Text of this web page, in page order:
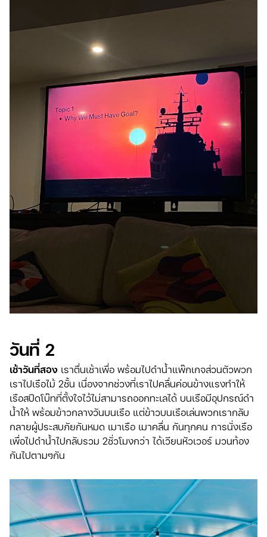
วันที่ 2
เช้าวันที่สอง เราตื่นเช้าเพื่อ พร้อมไปดำน้ำแพ๊กเกจส่วนตัวพวก
เราไปเรือไม้ 2ชั้น เนื่องจากช่วงที่เราไปคลื่นค่อนข้างแรงทำให้
เรือสปีดโบ๊ทที่ตั้งใจไว้ไม่สามารถออกทะเลได้ บนเรือมีอุปกรณ์ดำ
น้ำให้ พร้อมข้าวกลางวันบนเรือ แต่ข้าวบนเรือเล่นพวกเรากลับ
กลายผู้ประสบภัยกันหมด เมาเรือ เมาคลื่น กันทุกคน การนั่งเรือ
เพื่อไปดำน้ำไปกลับรวม 2ชั่วโมงกว่า ได้เวียนหัวเวอร์ มวนท้อง
กันไปตามๆกัน